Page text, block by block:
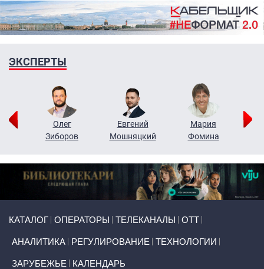
ЭКСПЕРТЫ
Олег
Зиборов
Евгений
Мошняцкий
Мария
Фомина
КАТАЛОГ ОПЕРАТОРЫ ТЕЛЕКАНАЛЫ ОТТ
АНАЛИТИКА РЕГУЛИРОВАНИЕ ТЕХНОЛОГИИ
ЗАРУБЕЖЬЕ КАЛЕНДАРЬ